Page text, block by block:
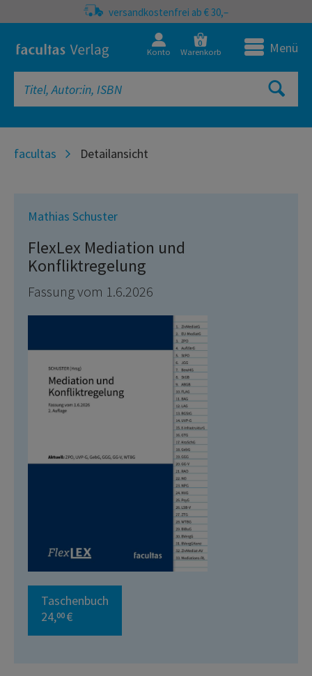
versandkostenfrei ab € 30,–
Konto
0
Warenkorb Menü
facultas Detailansicht
Mathias Schuster
FlexLex Mediation und
Konfliktregelung
Fassung vom 1.6.2026
Taschenbuch
24,00 €